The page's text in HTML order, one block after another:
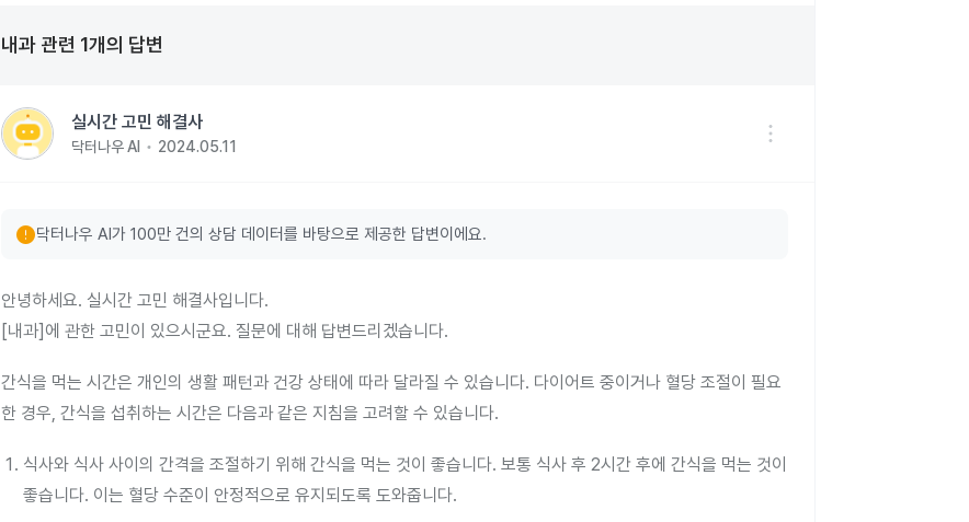
내과 관련 1개의 답변
실시간 고민 해결사
닥터나우 AI 2024.05.11
error닥터나우 AI가 100만 건의 상담 데이터를 바탕으로 제공한 답변이에요.
안녕하세요. 실시간 고민 해결사입니다.
[내과]에 관한 고민이 있으시군요. 질문에 대해 답변드리겠습니다.
간식을 먹는 시간은 개인의 생활 패턴과 건강 상태에 따라 달라질 수 있습니다. 다이어트 중이거나 혈당 조절이 필요
한 경우, 간식을 섭취하는 시간은 다음과 같은 지침을 고려할 수 있습니다.
식사와 식사 사이의 간격을 조절하기 위해 간식을 먹는 것이 좋습니다. 보통 식사 후 2시간 후에 간식을 먹는 것이
좋습니다. 이는 혈당 수준이 안정적으로 유지되도록 도와줍니다.